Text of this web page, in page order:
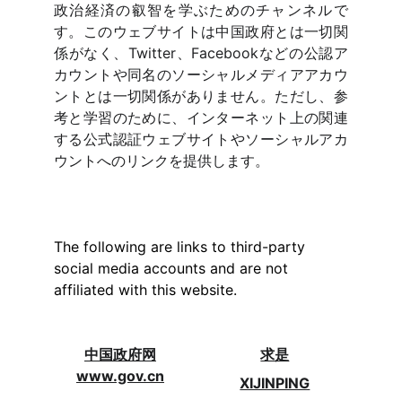
政治経済の叡智を学ぶためのチャンネルで
す。このウェブサイトは中国政府とは一切関
係がなく、Twitter、Facebookなどの公認ア
カウントや同名のソーシャルメディアアカウ
ントとは一切関係がありません。ただし、参
考と学習のために、インターネット上の関連
する公式認証ウェブサイトやソーシャルアカ
ウントへのリンクを提供します。
The following are links to third-party
social media accounts and are not
affiliated with this website.
求是
XIJINPING
中国政府网
www.gov.cn